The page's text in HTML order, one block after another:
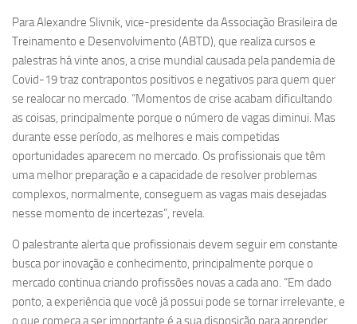
Para Alexandre Slivnik, vice-presidente da Associação Brasileira de
Treinamento e Desenvolvimento (ABTD), que realiza cursos e
palestras há vinte anos, a crise mundial causada pela pandemia de
Covid-19 traz contrapontos positivos e negativos para quem quer
se realocar no mercado. “Momentos de crise acabam dificultando
as coisas, principalmente porque o número de vagas diminui. Mas
durante esse período, as melhores e mais competidas
oportunidades aparecem no mercado. Os profissionais que têm
uma melhor preparação e a capacidade de resolver problemas
complexos, normalmente, conseguem as vagas mais desejadas
nesse momento de incertezas”, revela.
O palestrante alerta que profissionais devem seguir em constante
busca por inovação e conhecimento, principalmente porque o
mercado continua criando profissões novas a cada ano. “Em dado
ponto, a experiência que você já possui pode se tornar irrelevante, e
o que começa a ser importante é a sua disposição para aprender